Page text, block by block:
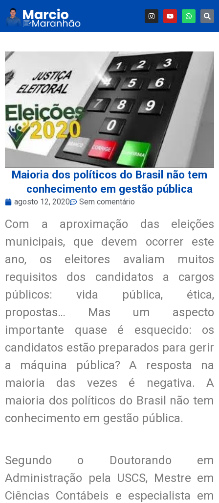
Maioria dos políticos do Brasil não tem
conhecimento em gestão pública
agosto 12, 2020 Sem comentário
Com a aproximação das eleições
municipais, que devem ocorrer este
ano, os eleitores avaliam muitos
requisitos dos candidatos a cargos
públicos: vida pública, ética,
propostas… Mas um aspecto
importante quase é esquecido: os
candidatos estão preparados para gerir
a máquina pública? A resposta na
maioria das vezes é negativa. A
maioria dos políticos do Brasil não tem
conhecimento em gestão pública.
Segundo o Doutorando em
Administração pela USCS, Mestre em
Ciências Contábeis e especialista em